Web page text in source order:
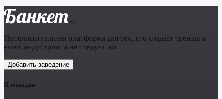
Банкет .ru
Интеллектуальная платформа для тех, кто создаёт тренды в
event-индустрии, а не следует им.
Добавить заведение
Площадки